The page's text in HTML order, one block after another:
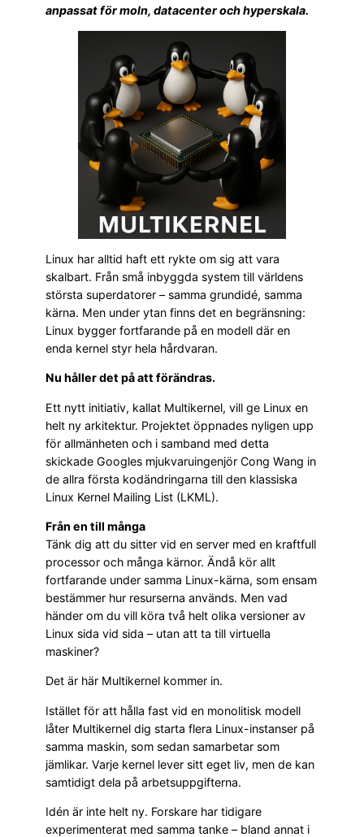
anpassat för moln, datacenter och hyperskala.
Linux har alltid haft ett rykte om sig att vara
skalbart. Från små inbyggda system till världens
största superdatorer – samma grundidé, samma
kärna. Men under ytan finns det en begränsning:
Linux bygger fortfarande på en modell där en
enda kernel styr hela hårdvaran.
Nu håller det på att förändras.
Ett nytt initiativ, kallat Multikernel, vill ge Linux en
helt ny arkitektur. Projektet öppnades nyligen upp
för allmänheten och i samband med detta
skickade Googles mjukvaruingenjör Cong Wang in
de allra första kodändringarna till den klassiska
Linux Kernel Mailing List (LKML).
Från en till många
Tänk dig att du sitter vid en server med en kraftfull
processor och många kärnor. Ändå kör allt
fortfarande under samma Linux-kärna, som ensam
bestämmer hur resurserna används. Men vad
händer om du vill köra två helt olika versioner av
Linux sida vid sida – utan att ta till virtuella
maskiner?
Det är här Multikernel kommer in.
Istället för att hålla fast vid en monolitisk modell
låter Multikernel dig starta flera Linux-instanser på
samma maskin, som sedan samarbetar som
jämlikar. Varje kernel lever sitt eget liv, men de kan
samtidigt dela på arbetsuppgifterna.
Idén är inte helt ny. Forskare har tidigare
experimenterat med samma tanke – bland annat i